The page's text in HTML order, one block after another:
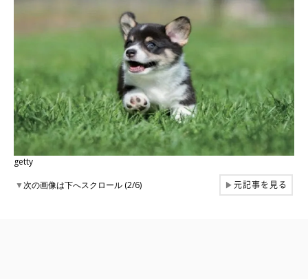
getty
▼次の画像は下へスクロール (2/6) ▶元記事を見る